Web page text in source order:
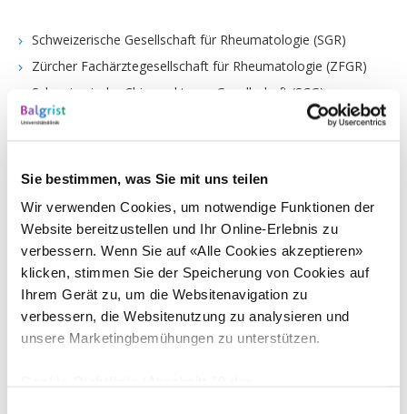
Sie bestimmen, was Sie mit uns teilen
Wir verwenden Cookies, um notwendige Funktionen der
Website bereitzustellen und Ihr Online-Erlebnis zu
verbessern. Wenn Sie auf «Alle Cookies akzeptieren»
klicken, stimmen Sie der Speicherung von Cookies auf
Ihrem Gerät zu, um die Websitenavigation zu
verbessern, die Websitenutzung zu analysieren und
unsere Marketingbemühungen zu unterstützen.
Schweizerische Gesellschaft für Rheumatologie (SGR)
Zürcher Fachärztegesellschaft für Rheumatologie (ZFGR)
Schweizerische Chiropraktoren Gesellschaft (SCG)
European Chiropractor’s Union (ECU)
Verein Schweizerischer Assistenz- und Oberärzte, VSAO
Swiss Medical Association, FMH
Eidg. Medizinalberufekommission MEBEKO, Ressort
Ausbildung
Eidg. Prüfungskommission Chiropraktik
Interessensbindungen
Universität Zürich: Referent